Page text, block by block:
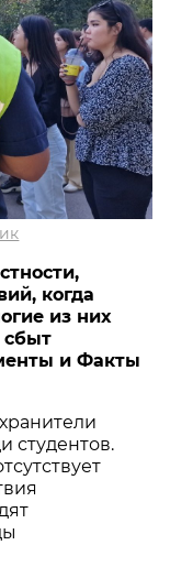
когда
из них
сбыт
и Факты
студентов.